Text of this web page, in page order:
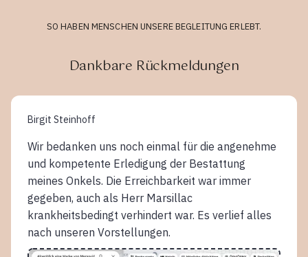
SO HABEN MENSCHEN UNSERE BEGLEITUNG ERLEBT.
Dankbare Rückmeldungen
Birgit Steinhoff
Wir bedanken uns noch einmal für die angenehme
und kompetente Erledigung der Bestattung
meines Onkels. Die Erreichbarkeit war immer
gegeben, auch als Herr Marsillac
krankheitsbedingt verhindert war. Es verlief alles
nach unseren Vorstellungen.